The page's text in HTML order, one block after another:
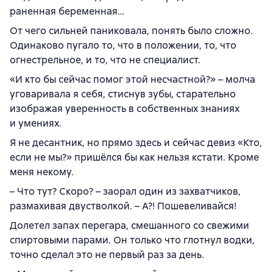
раненная беременная…
От чего сильней паниковала, понять было сложно.
Одинаково пугало то, что в положении, то, что
огнестрельное, и то, что не специалист.
«И кто бы сейчас помог этой несчастной?» – молча
уговаривала я себя, стиснув зубы, старательно
изображая уверенность в собственных знаниях
и умениях.
Я не десантник, но прямо здесь и сейчас девиз «Кто,
если не мы?» пришёлся бы как нельзя кстати. Кроме
меня некому.
– Что тут? Скоро? – заорал один из захватчиков,
размахивая двустволкой. – А?! Пошевеливайся!
Долетел запах перегара, смешанного со свежими
спиртовыми парами. Он только что глотнул водки,
точно сделал это не первый раз за день.